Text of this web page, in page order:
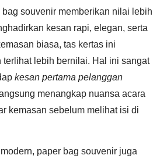
souvenir memberikan nilai lebih
kesan rapi, elegan, serta
biasa, tas kertas ini
terlihat lebih bernilai. Hal ini sangat
kesan pertama pelanggan
menangkap nuansa acara
kemasan sebelum melihat isi di
paper bag souvenir juga